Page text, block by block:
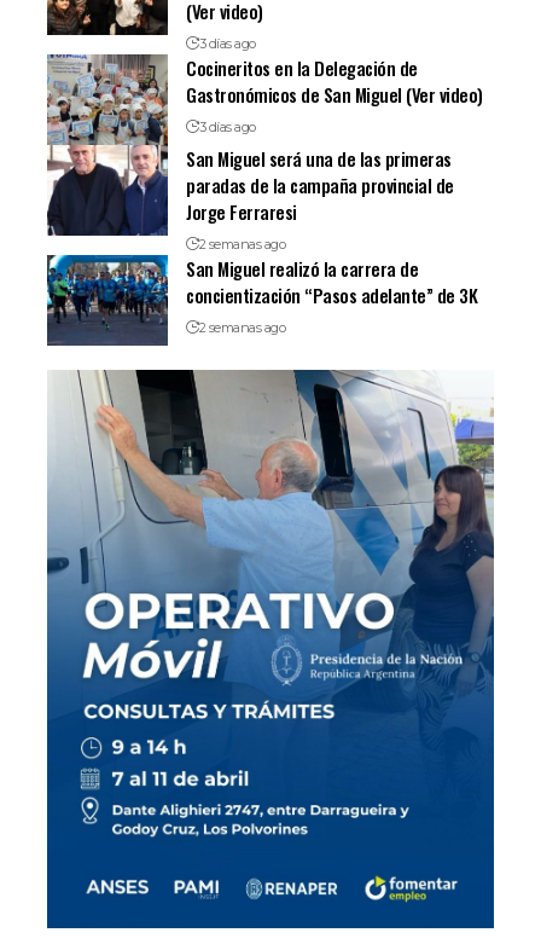
(Ver video)
3 días ago
Cocineritos en la Delegación de
Gastronómicos de San Miguel (Ver video)
3 días ago
San Miguel será una de las primeras
paradas de la campaña provincial de
Jorge Ferraresi
2 semanas ago
San Miguel realizó la carrera de
concientización “Pasos adelante” de 3K
2 semanas ago